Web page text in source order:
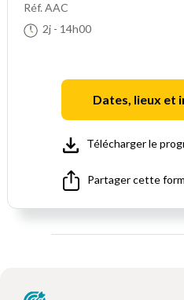
Réf.AAC
2j - 14h00
Dates, lieux et
Télécharger le
Partager cette